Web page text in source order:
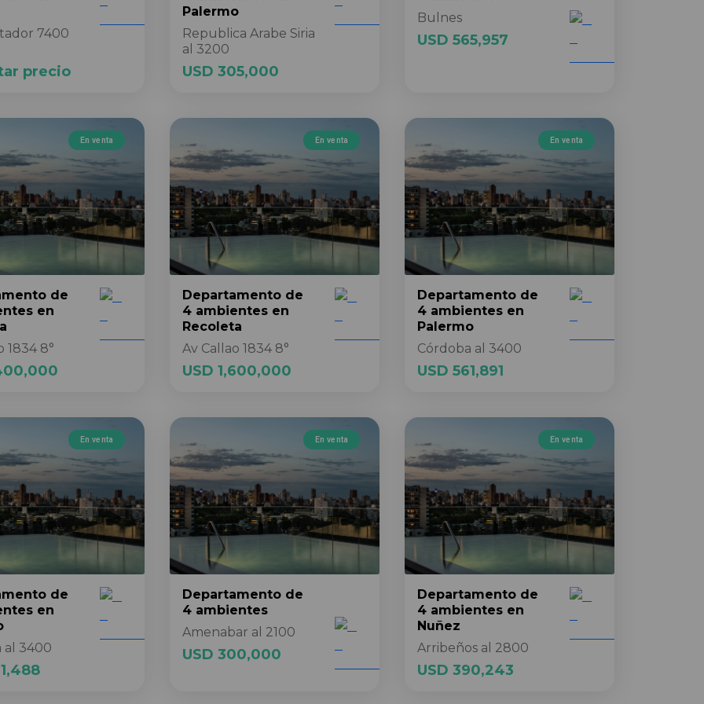
7400
precio
Palermo
Republica Arabe Siria
al 3200
USD 305,000
Bulnes
USD 565,957
En venta
de
en
1834 8°
En venta
Departamento de
4 ambientes en
Recoleta
Av Callao 1834 8°
USD 1,600,000
En venta
Departamento de
4 ambientes en
Palermo
Córdoba al 3400
USD 561,891
En venta
de
en
al 3400
En venta
Departamento de
4 ambientes
Amenabar al 2100
USD 300,000
En venta
Departamento de
4 ambientes en
Nuñez
Arribeños al 2800
USD 390,243